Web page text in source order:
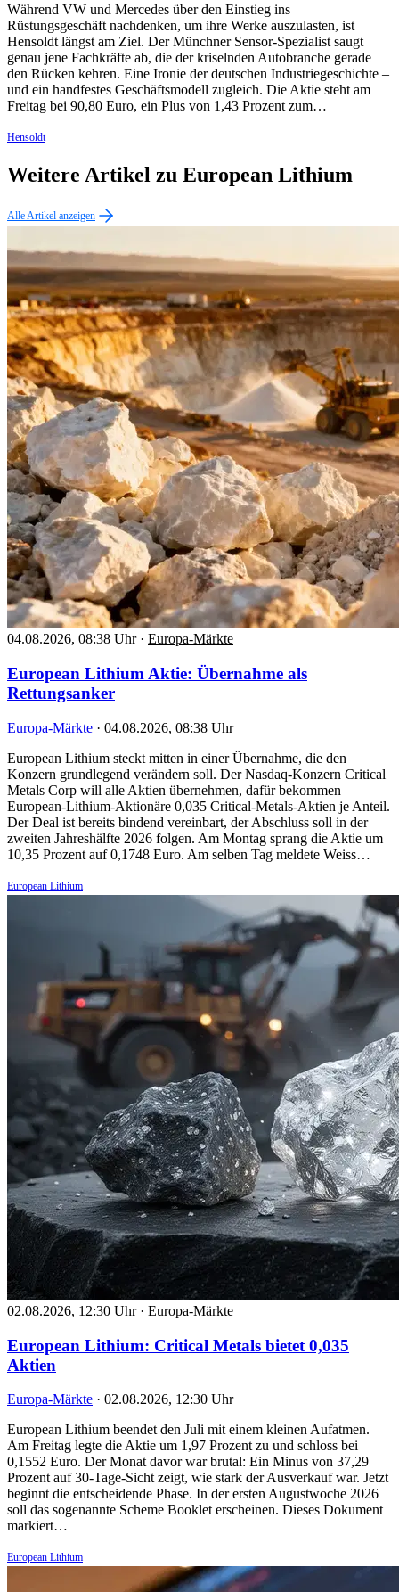
Während VW und Mercedes über den Einstieg ins
Rüstungsgeschäft nachdenken, um ihre Werke auszulasten, ist
Hensoldt längst am Ziel. Der Münchner Sensor-Spezialist saugt
genau jene Fachkräfte ab, die der kriselnden Autobranche gerade
den Rücken kehren. Eine Ironie der deutschen Industriegeschichte –
und ein handfestes Geschäftsmodell zugleich. Die Aktie steht am
Freitag bei 90,80 Euro, ein Plus von 1,43 Prozent zum…
Hensoldt
Weitere Artikel zu European Lithium
Alle Artikel anzeigen
04.08.2026, 08:38 Uhr · Europa-Märkte
European Lithium Aktie: Übernahme als
Rettungsanker
Europa-Märkte · 04.08.2026, 08:38 Uhr
European Lithium steckt mitten in einer Übernahme, die den
Konzern grundlegend verändern soll. Der Nasdaq-Konzern Critical
Metals Corp will alle Aktien übernehmen, dafür bekommen
European-Lithium-Aktionäre 0,035 Critical-Metals-Aktien je Anteil.
Der Deal ist bereits bindend vereinbart, der Abschluss soll in der
zweiten Jahreshälfte 2026 folgen. Am Montag sprang die Aktie um
10,35 Prozent auf 0,1748 Euro. Am selben Tag meldete Weiss…
European Lithium
02.08.2026, 12:30 Uhr · Europa-Märkte
European Lithium: Critical Metals bietet 0,035
Aktien
Europa-Märkte · 02.08.2026, 12:30 Uhr
European Lithium beendet den Juli mit einem kleinen Aufatmen.
Am Freitag legte die Aktie um 1,97 Prozent zu und schloss bei
0,1552 Euro. Der Monat davor war brutal: Ein Minus von 37,29
Prozent auf 30-Tage-Sicht zeigt, wie stark der Ausverkauf war. Jetzt
beginnt die entscheidende Phase. In der ersten Augustwoche 2026
soll das sogenannte Scheme Booklet erscheinen. Dieses Dokument
markiert…
European Lithium